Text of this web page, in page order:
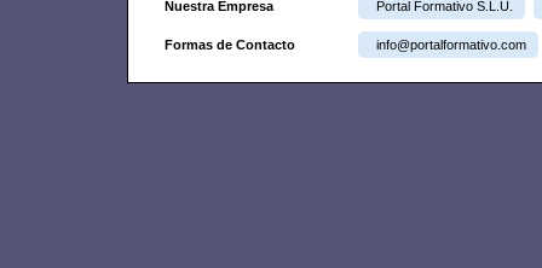
Nuestra Empresa Portal Formativo S.L.U.
Formas de Contacto info@portalformativo.com